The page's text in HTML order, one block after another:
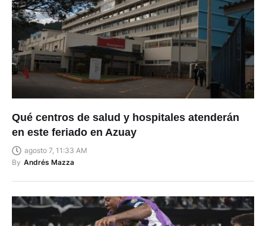
Qué centros de salud y hospitales atenderán
en este feriado en Azuay
agosto 7, 11:33 AM
By Andrés Mazza